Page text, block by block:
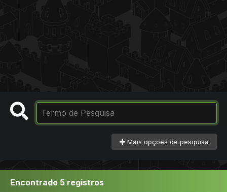
Mais opções de pesquisa
Encontrado 5 registros